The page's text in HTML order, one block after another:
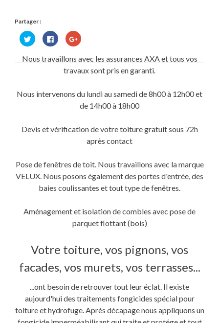
Partager :
Cliquez
pour
partager
Twitter(ouvre
Cliquez
pour
partager
sur
Facebook(ouvre
dans
une
Cliquez
pour
Google+
dans
fenêtre)
Nous travaillons avec les assurances AXA et tous vos
travaux sont pris en garanti.
Nous intervenons du lundi au samedi de 8h00 à 12h00 et
de 14h00 à 18h00
Devis et vérification de votre toiture gratuit sous 72h
après contact
Pose de fenêtres de toit. Nous travaillons avec la marque
VELUX. Nous posons également des portes d'entrée, des
baies coulissantes et tout type de fenêtres.
Aménagement et isolation de combles avec pose de
parquet flottant (bois)
Votre toiture, vos pignons, vos
facades, vos murets, vos terrasses...
...ont besoin de retrouver tout leur éclat. Il existe
aujourd'hui des traitements fongicides spécial pour
toiture et hydrofuge. Après décapage nous appliquons un